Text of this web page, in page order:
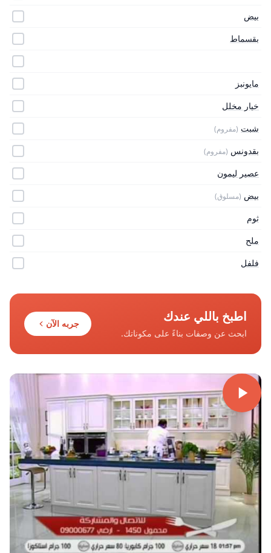
بيض
بقسماط
مايونبز
خيار مخلل
شبت (مفروم)
بقدونس (مفروم)
عصير ليمون
بيض (مسلوق)
ثوم
ملح
فلفل
اطبخ باللي عندك
ابحث عن وصفات بناءً على مكوناتك.
جربه الآن